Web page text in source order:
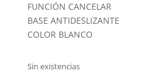
FUNCIÓN CANCELAR
BASE ANTIDESLIZANTE
COLOR BLANCO
Sin existencias